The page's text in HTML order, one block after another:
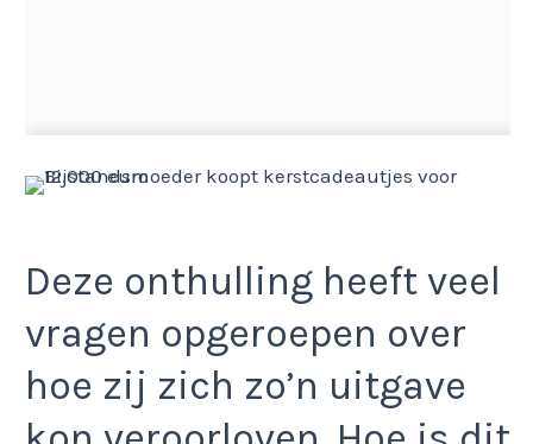
Deze onthulling heeft veel
vragen opgeroepen over
hoe zij zich zo’n uitgave